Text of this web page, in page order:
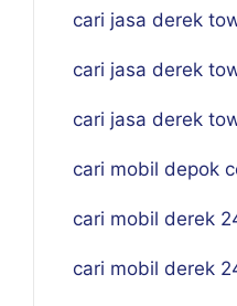
cari jasa derek
cari jasa derek
cari jasa derek
cari mobil depok
cari mobil derek
cari mobil derek